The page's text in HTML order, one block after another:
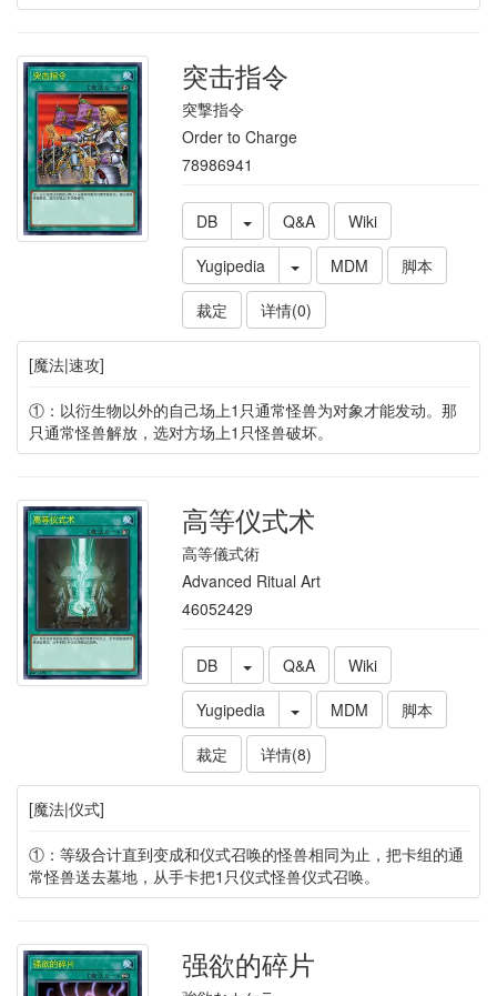
突击指令
突撃指令
Order to Charge
78986941
DB Q&A
Wiki
Yugipedia
MDM
脚本
裁定
详情(0)
[魔法|速攻]
①：以衍生物以外的自己场上1只通常怪兽为对象才能发动。那
只通常怪兽解放，选对方场上1只怪兽破坏。
高等仪式术
高等儀式術
Advanced Ritual Art
46052429
DB Q&A
Wiki
Yugipedia
MDM
脚本
裁定
详情(8)
[魔法|仪式]
①：等级合计直到变成和仪式召唤的怪兽相同为止，把卡组的通
常怪兽送去墓地，从手卡把1只仪式怪兽仪式召唤。
强欲的碎片